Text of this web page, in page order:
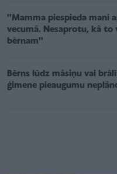
''Mamma piespieda mani
vecumā. Nesaprotu, kā to
bērnam''
Bērns lūdz māsiņu vai
ģimene pieaugumu